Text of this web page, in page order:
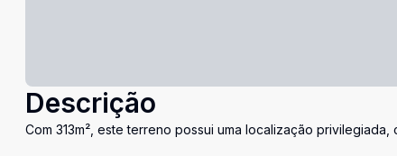
Descrição
Com 313m², este terreno possui uma localização